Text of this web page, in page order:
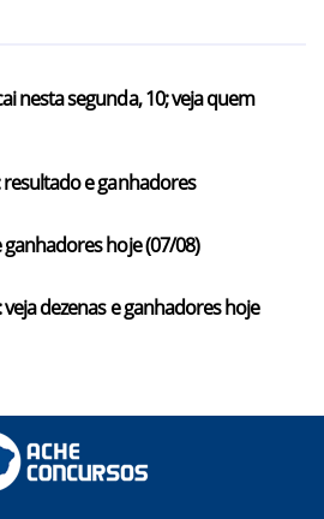
nesta segunda, 10; veja quem
e ganhadores
hoje (07/08)
dezenas e ganhadores hoje